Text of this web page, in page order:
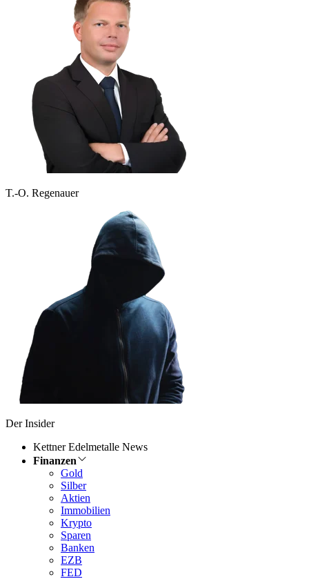
T.-O. Regenauer
Der Insider
Kettner Edelmetalle News
Finanzen
Gold
Silber
Aktien
Immobilien
Krypto
Sparen
Banken
EZB
FED